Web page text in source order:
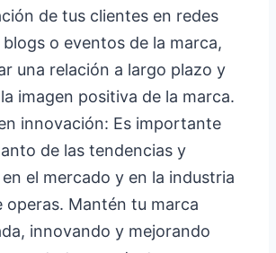
de tus clientes en redes
blogs o eventos de la marca,
una relación a largo plazo y
imagen positiva de la marca.
innovación: Es importante
de las tendencias y
el mercado y en la industria
operas. Mantén tu marca
innovando y mejorando